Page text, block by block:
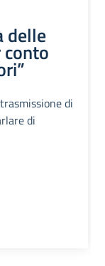
delle
di
di